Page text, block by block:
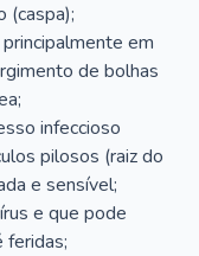
(caspa);
em
de bolhas
infeccioso
pilosos (raiz do
e sensível;
e que pode